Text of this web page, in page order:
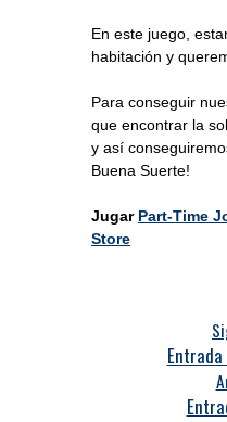
En este juego,
habitación y
Para conseguir
que encontrar la
y así
Buena Suerte!
Jugar Part-Time
Store